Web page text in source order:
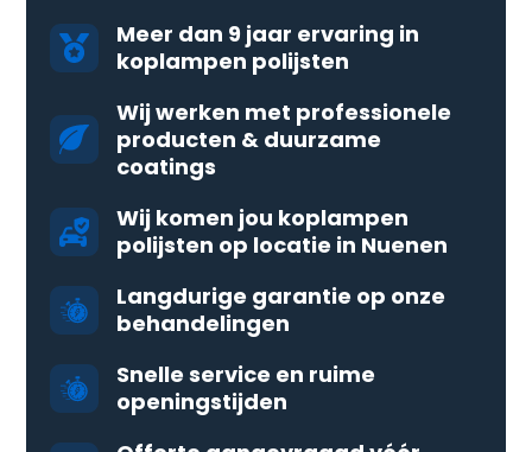
Meer dan 9 jaar ervaring in
koplampen polijsten
Wij werken met professionele
producten & duurzame
coatings
Wij komen jou koplampen
polijsten op locatie in Nuenen
Langdurige garantie op onze
behandelingen
Snelle service en ruime
openingstijden